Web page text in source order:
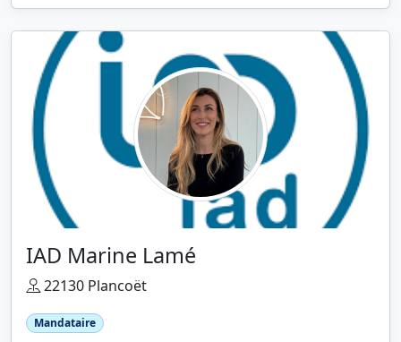
IAD Marine Lamé
22130 Plancoët
Mandataire